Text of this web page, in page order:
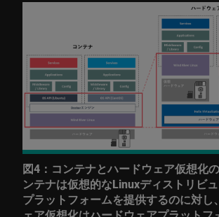
図4：コンテナとハードウェア仮想化
ンテナは仮想的なLinuxディストリビ
プラットフォームを提供するのに対し